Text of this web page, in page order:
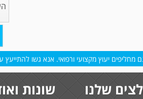
מחליפים יעוץ מקצועי ורפואי. אנא גשו להתייעץ
שלנו שונות